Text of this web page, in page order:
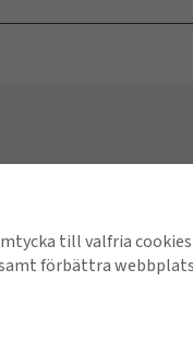
Klagomål
till valfria
förbättra